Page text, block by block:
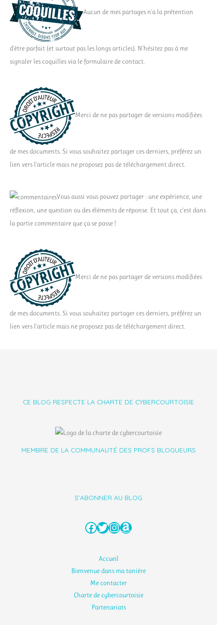
Aucun de mes partages n'a la prétention
d'être parfait (et surtout pas les longs articles). N'hésitez pas à me
signaler les coquilles via le formulaire de contact.
Merci de ne pas partager de versions modifiées
de mes documents. Si vous souhaitez partager ces derniers, préférez un
lien vers l'article mais ne proposez pas de téléchargement direct.
Vous aussi vous pouvez partager : une expérience, une
réflexion, une question ou des éléments de réponse. Et tout ça, c'est dans
la partie commentaire que ça se passe !
Merci de ne pas partager de versions modifiées
de mes documents. Si vous souhaitez partager ces derniers, préférez un
lien vers l'article mais ne proposez pas de téléchargement direct.
CE BLOG RESPECTE LA CHARTE DE CYBERCOURTOISIE
MEMBRE DE LA COMMUNAUTÉ DES PROFS BLOGUEURS
S'ABONNER AU BLOG
Facebook
Twitter
Instagram
Amazon
Accueil
Bienvenue dans ma tanière
Me contacter
Charte de cybercourtoisie
Partenariats